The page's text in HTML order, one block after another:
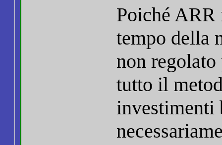
Poiché
tempo della
non
tutto il
investimenti